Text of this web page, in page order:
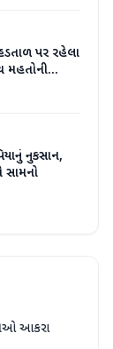
પર રહેલા
મહતોની
નુકસાન,
સામનો
આકરા